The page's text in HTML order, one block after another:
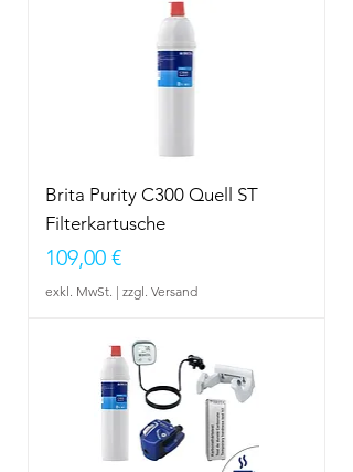
Brita Purity C300 Quell ST
Filterkartusche
Preis
109,00 €
exkl. MwSt. | zzgl. Versand